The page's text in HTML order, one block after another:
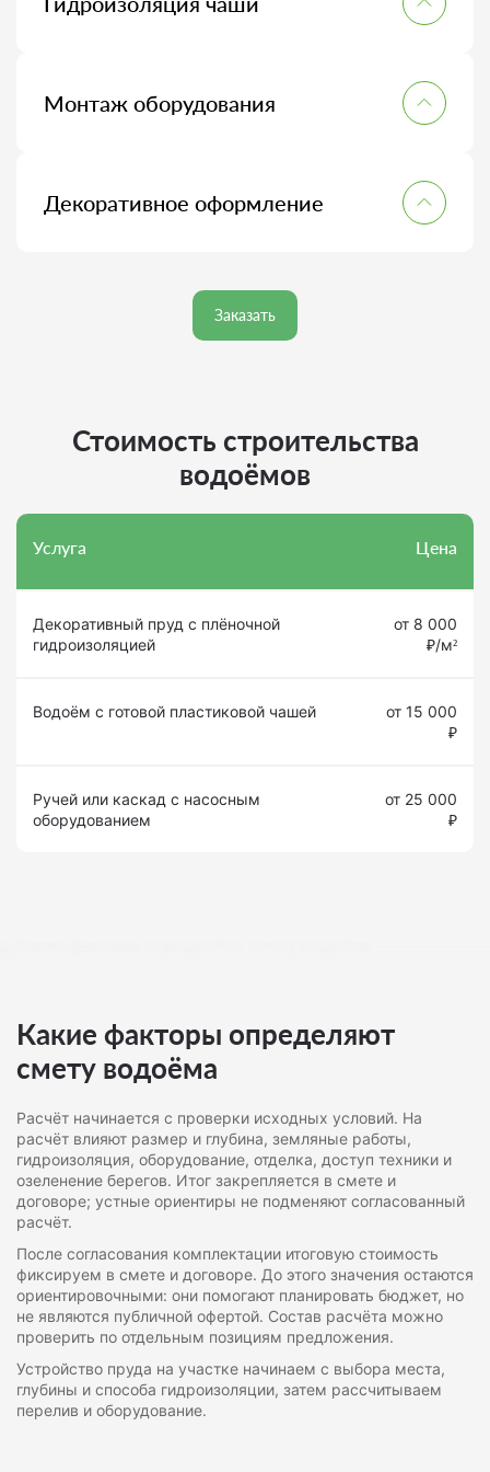
обеспечивая надёжную герметичность водоёма.
Монтаж оборудования
Декоративное оформление
рекомендации по уходу.
Заказать
Стоимость строительства
водоёмов
Услуга Цена
Декоративный пруд с плёночной
гидроизоляцией
от 8 000
₽/м²
Водоём с готовой пластиковой чашей
от 15 000
₽
Ручей или каскад с насосным
оборудованием
от 25 000
₽
Какие факторы определяют
смету водоёма
Расчёт начинается с проверки исходных условий. На
расчёт влияют размер и глубина, земляные работы,
гидроизоляция, оборудование, отделка, доступ техники и
озеленение берегов. Итог закрепляется в смете и
договоре; устные ориентиры не подменяют согласованный
расчёт.
После согласования комплектации итоговую стоимость
фиксируем в смете и договоре. До этого значения остаются
ориентировочными: они помогают планировать бюджет, но
не являются публичной офертой. Состав расчёта можно
проверить по отдельным позициям предложения.
Устройство пруда на участке начинаем с выбора места,
глубины и способа гидроизоляции, затем рассчитываем
перелив и оборудование.